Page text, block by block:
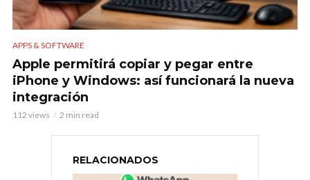
APPS & SOFTWARE
Apple permitirá copiar y pegar entre
iPhone y Windows: así funcionará la nueva
integración
112 views 2 min read
RELACIONADOS